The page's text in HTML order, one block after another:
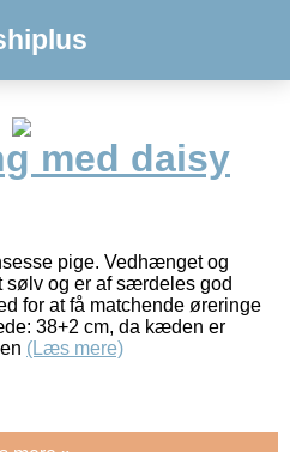
med daisy
pige. Vedhænget og
sølv og er af særdeles god
for at få matchende øreringe
38+2 cm, da kæden er
(Læs mere)